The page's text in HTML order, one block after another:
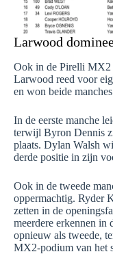
Larwood
Ook in de Pirelli MX2
Larwood reed voor
en won beide
In de eerste manche
terwijl Byron Dennis
plaats. Dylan Walsh
derde positie in zijn
Ook in de tweede
oppermachtig. Ryder
zetten in de
meerdere erkennen in
opnieuw als tweede,
MX2-podium van het